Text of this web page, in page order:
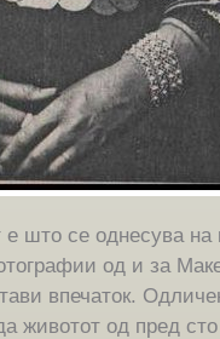
е што се однесува на
од и за
впечаток.
животот од пред